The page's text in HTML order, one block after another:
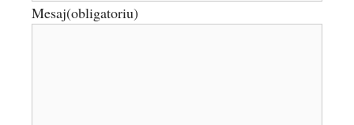
Mesaj(obligatoriu)